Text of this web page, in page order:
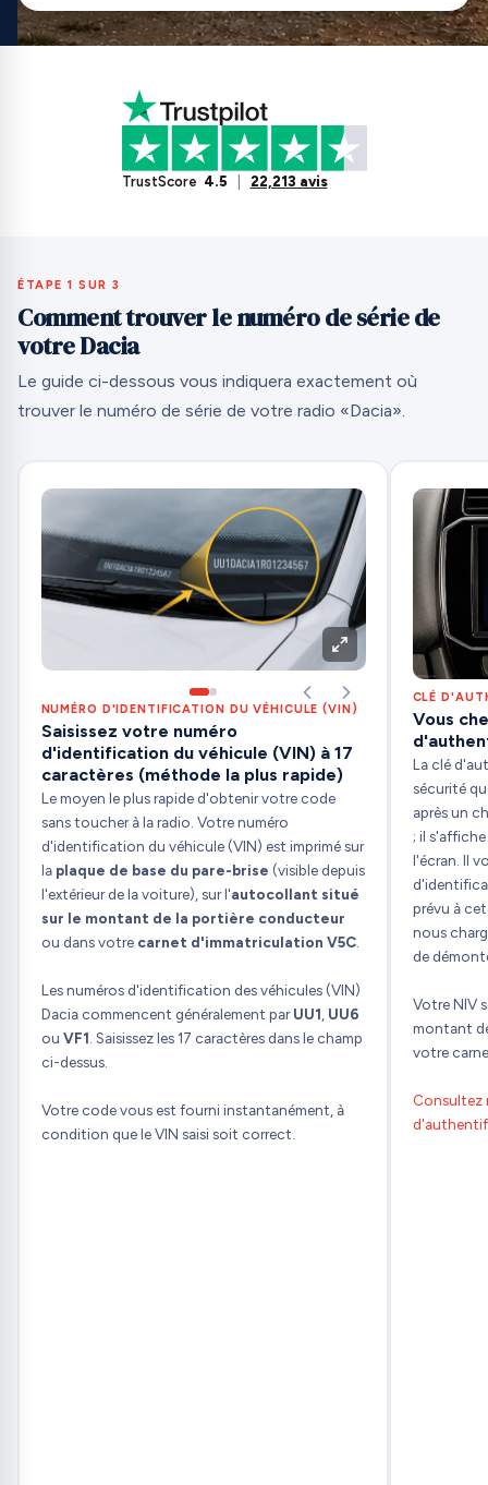
TrustScore 4.5 22,213 avis
ÉTAPE 1 SUR 3
Comment trouver le numéro de série de
votre Dacia
Le guide ci-dessous vous indiquera exactement où
trouver le numéro de série de votre radio «Dacia».
NUMÉRO D'IDENTIFICATION DU VÉHICULE (VIN)
Saisissez votre numéro
d'identification du véhicule (VIN) à 17
caractères (méthode la plus rapide)
Le moyen le plus rapide d'obtenir votre code
sans toucher à la radio. Votre numéro
d'identification du véhicule (VIN) est imprimé sur
la plaque de base du pare-brise (visible depuis
l'extérieur de la voiture), sur l'autocollant situé
sur le montant de la portière conducteur
ou dans votre carnet d'immatriculation V5C.
Les numéros d'identification des véhicules (VIN)
Dacia commencent généralement parUU1, UU6
ou VF1. Saisissez les 17 caractères dans le champ
ci-dessus.
Votre code vous est fourni instantanément, à
condition que le VIN saisi soit correct.
CLÉ
Vous
La clé
sécurité
après un
; il
l'écran. Il
prévu à
nous
de
Votre NIV
montant
votre
Consultez